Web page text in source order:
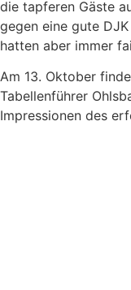
die tapferen Gäste
gegen eine gute
hatten aber immer
Am 13. Oktober
Tabellenführer
Impressionen des